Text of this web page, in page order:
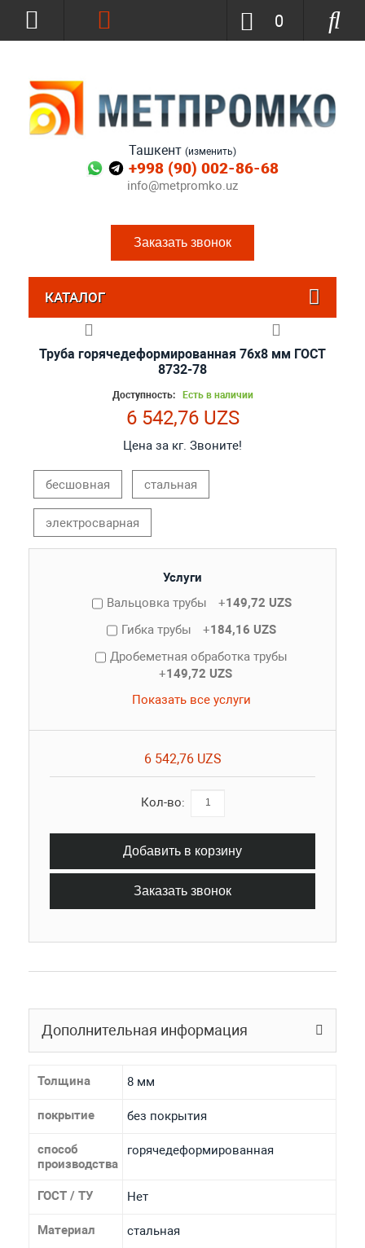
Ташкент (изменить)
+998 (90) 002-86-68
info@metpromko.uz
Заказать звонок
0
КАТАЛОГ
Труба горячедеформированная 76х8 мм ГОСТ
8732-78
Доступность: Есть в наличии
6 542,76 UZS
Цена за кг. Звоните!
бесшовная стальная
электросварная
Услуги
Вальцовка трубы
+149,72 UZS
Гибка трубы
+184,16 UZS
Дробеметная обработка трубы
+149,72 UZS
Показать все услуги
6 542,76 UZS
Кол-во:
Добавить в корзину
Заказать звонок
Дополнительная информация
Толщина 8 мм
покрытие без покрытия
способ
производства
горячедеформированная
ГОСТ / ТУ Нет
Материал стальная